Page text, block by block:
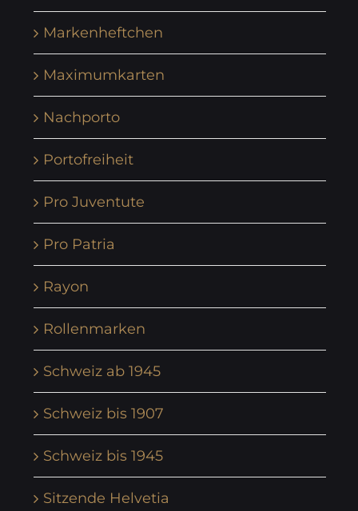
Markenheftchen
Maximumkarten
Nachporto
Portofreiheit
Pro Juventute
Pro Patria
Rayon
Rollenmarken
Schweiz ab 1945
Schweiz bis 1907
Schweiz bis 1945
Sitzende Helvetia